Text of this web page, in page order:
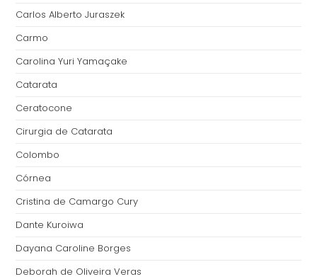
Carlos Alberto Juraszek
Carmo
Carolina Yuri Yamaçake
Catarata
Ceratocone
Cirurgia de Catarata
Colombo
Córnea
Cristina de Camargo Cury
Dante Kuroiwa
Dayana Caroline Borges
Deborah de Oliveira Veras